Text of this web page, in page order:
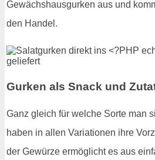
Gewächshausgurken aus und
den Handel.
Gurken als Snack und
Ganz gleich für welche Sorte man
haben in allen Variationen ihre
der Gewürze ermöglicht es aus